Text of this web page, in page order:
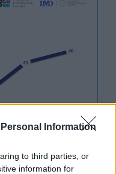
Information
to third parties, or
information for